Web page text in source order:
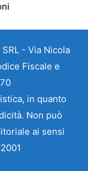
- Via Nicola
Fiscale e
in quanto
Non può
ai sensi